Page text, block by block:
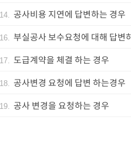
. 공사비용 지연에 답변하는 경우
. 부실공사 보수요청에 대해 답변
. 도급계약을 체결 하는 경우
. 공사변경 요청에 답변 하는경우
. 공사 변경을 요청하는 경우